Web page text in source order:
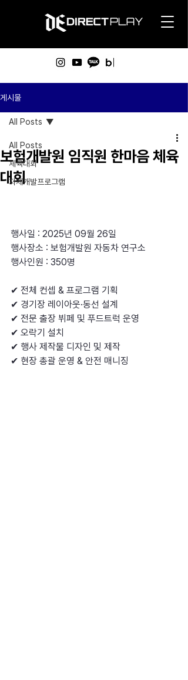
게시물
All Posts
체육대회
자체개발프로그램
All Posts
보험개발원 임직원 한마음 체육
대회
행사일 : 2025년 09월 26일
행사장소 : 보험개발원 자동차 연구소
행사인원 : 350명
✔ 전체 컨셉 & 프로그램 기획
✔ 경기장 레이아웃·동선 설계
✔ 전문 출장 뷔페 및 푸드트럭 운영
✔ 오락기 설치
✔ 행사 제작물 디자인 및 제작
✔ 현장 총괄 운영 & 안전 매니징